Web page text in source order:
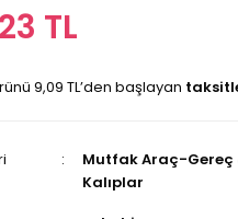
TL
9,09 TL’den başlayan
Mutfak Araç-Gereç
Kalıplar